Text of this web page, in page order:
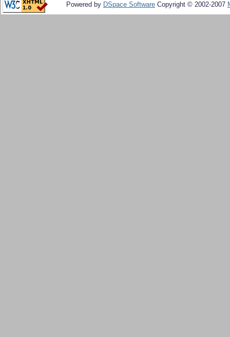
Powered by DSpace Software Copyright © 2002-2007